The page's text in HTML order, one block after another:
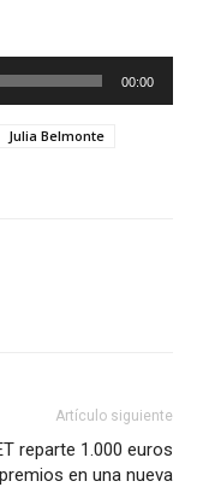
00:00
Julia Belmonte
Artículo siguiente
reparte 1.000 euros
en una nueva